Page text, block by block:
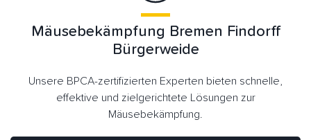
Mäusebekämpfung Bremen Findorff
Bürgerweide
Unsere BPCA-zertifizierten Experten bieten schnelle,
effektive und zielgerichtete Lösungen zur
Mäusebekämpfung.